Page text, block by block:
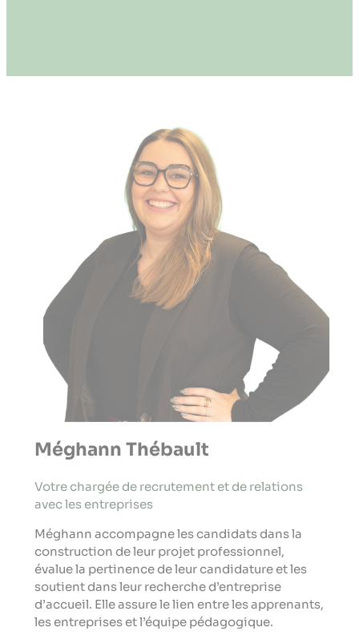
Méghann Thébault
Votre chargée de recrutement et de relations
avec les entreprises
Méghann accompagne les candidats dans la
construction de leur projet professionnel,
évalue la pertinence de leur candidature et les
soutient dans leur recherche d’entreprise
d’accueil. Elle assure le lien entre les apprenants,
les entreprises et l’équipe pédagogique.